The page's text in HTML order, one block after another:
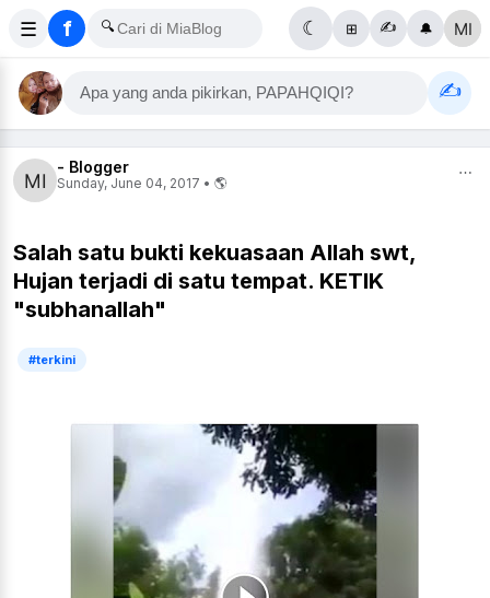
☰ f 🔍 ☾ ⊞ ✍️ 🔔
Apa yang anda pikirkan, PAPAHQIQI? ✍️
- Blogger
Sunday, June 04, 2017 • 🌎
⋯
Salah satu bukti kekuasaan Allah swt,
Hujan terjadi di satu tempat. KETIK
"subhanallah"
#terkini